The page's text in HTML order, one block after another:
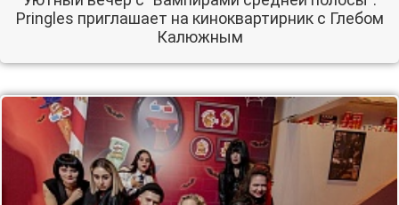
Pringles приглашает на киноквартирник с Глебом
Калюжным